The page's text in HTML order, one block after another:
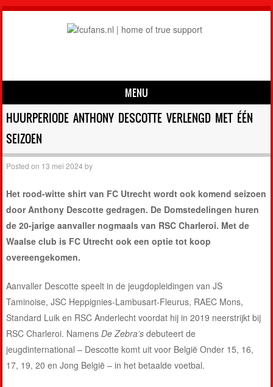
MENU
Skip to content
HUURPERIODE ANTHONY DESCOTTE VERLENGD MET ÉÉN
SEIZOEN
Posted on 13 mei 2024 by
Het rood-witte shirt van FC Utrecht wordt ook komend seizoen
door Anthony Descotte gedragen. De Domstedelingen huren
de 20-jarige aanvaller nogmaals van RSC Charleroi. Met de
Waalse club is FC Utrecht ook een optie tot koop
overeengekomen.
Aanvaller Descotte speelt in de jeugdopleidingen van JS
Taminoise, JSC Heppignies-Lambusart-Fleurus, RAEC Mons,
Standard Luik en RSC Anderlecht voordat hij in 2019 neerstrijkt bij
RSC Charleroi. NamensDe Zebra’s debuteert de
jeugdinternational – Descotte komt uit voor België Onder 15, 16,
17, 19, 20 en Jong België – in het betaalde voetbal.